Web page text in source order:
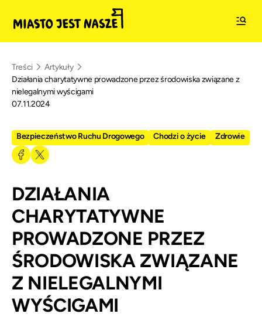
Treści
Artykuły
Działania charytatywne prowadzone przez środowiska związane z
nielegalnymi wyścigami
07.11.2024
Bezpieczeństwo Ruchu Drogowego Chodzi o życie Zdrowie
DZIAŁANIA
CHARYTATYWNE
PROWADZONE PRZEZ
ŚRODOWISKA ZWIĄZANE
Z NIELEGALNYMI
WYŚCIGAMI